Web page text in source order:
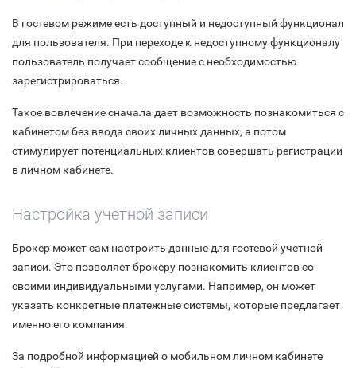
В гостевом режиме есть доступный и недоступный функционал
для пользователя. При переходе к недоступному функционалу
пользователь получает сообщение с необходимостью
зарегистрироваться.
Такое вовлечение сначала дает возможность познакомиться с
кабинетом без ввода своих личных данных, а потом
стимулирует потенциальных клиентов совершать регистрации
в личном кабинете.
Настройка учетной записи
Брокер может сам настроить данные для гостевой учетной
записи. Это позволяет брокеру познакомить клиентов со
своими индивидуальными услугами. Например, он может
указать конкретные платежные системы, которые предлагает
именно его компания.
За подробной информацией о мобильном личном кабинете